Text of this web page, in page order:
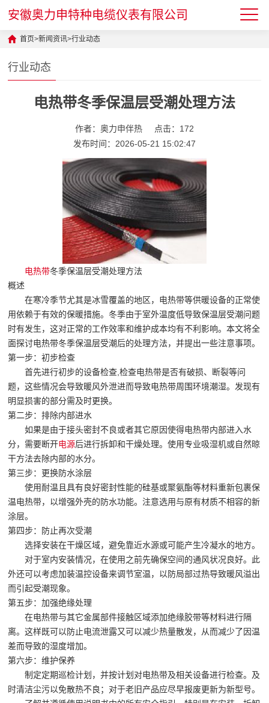
安徽奥力申特种电缆仪表有限公司
首页>新闻资讯>行业动态
行业动态
电热带冬季保温层受潮处理方法
作者：奥力申伴热
点击：172
发布时间：2026-05-21 15:02:47
电热带冬季保温层受潮处理方法
概述
在寒冷季节尤其是冰雪覆盖的地区，电热带等供暖设备的正常使
用依赖于有效的保暖措施。冬季由于室外温度低导致保温层受潮问题
时有发生，这对正常的工作效率和维护成本均有不利影响。本文将全
面探讨电热带冬季保温层受潮后的处理方法，并提出一些注意事项。
第一步：初步检查
首先进行初步的设备检查,检查电热带是否有破损、断裂等问
题，这些情况会导致暖风外泄进而导致电热带周围环境潮湿。发现有
明显损害的部分需及时更换。
第二步：排除内部进水
如果是由于接头密封不良或者其它原因使得电热带内部进入水
分，需要断开电源后进行拆卸和干燥处理。使用专业吸湿机或自然晾
干方法去除内部的水分。
第三步：更换防水涂层
使用耐温且具有良好密封性能的硅基或聚氨酯等材料重新包裹保
温电热带，以增强外壳的防水功能。注意选用与原有材质不相容的新
涂层。
第四步：防止再次受潮
选择安装在干燥区域，避免靠近水源或可能产生冷凝水的地方。
对于室内安装情况，在使用之前先确保空间的通风状况良好。此
外还可以考虑加装温控设备来调节室温，以防局部过热导致暖风溢出
而引起受潮现象。
第五步：加强绝缘处理
在电热带与其它金属部件接触区域添加绝缘胶带等材料进行隔
离。这样既可以防止电流泄露又可以减少热量散发，从而减少了因温
差而导致的湿度增加。
第六步：维护保养
制定定期巡检计划，并按计划对电热带及相关设备进行检查。及
时清洁尘污以免散热不良；对于老旧产品应尽早报废更新为新型号。